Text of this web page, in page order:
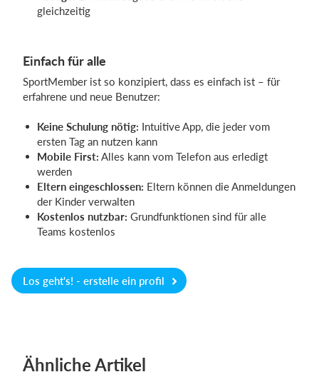
gleichzeitig
Einfach für alle
SportMember ist so konzipiert, dass es einfach ist – für
erfahrene und neue Benutzer:
Keine Schulung nötig: Intuitive App, die jeder vom
ersten Tag an nutzen kann
Mobile First: Alles kann vom Telefon aus erledigt
werden
Eltern eingeschlossen: Eltern können die Anmeldungen
der Kinder verwalten
Kostenlos nutzbar: Grundfunktionen sind für alle
Teams kostenlos
Los geht's! - erstelle ein profil
Ähnliche Artikel